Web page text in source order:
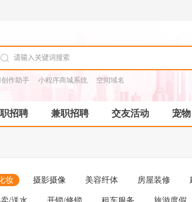
作助手
小程序商城系统 空间域名
招聘 兼职招聘 交友活动 宠物
妆 摄影摄像 美容纤体 房屋装修